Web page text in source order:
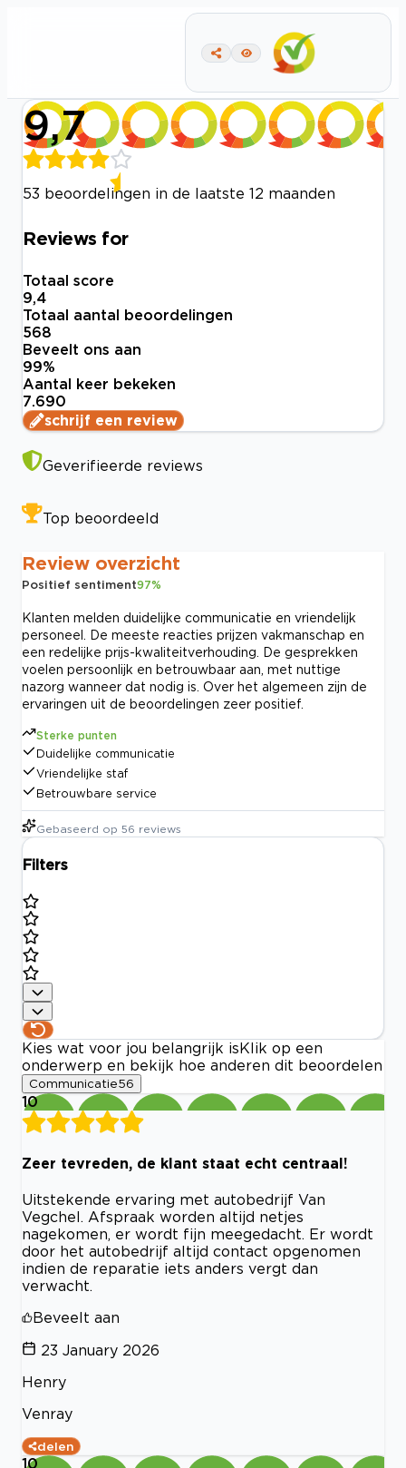
9,7
53 beoordelingen in de laatste 12 maanden
Reviews for
Totaal score
9,4
Totaal aantal beoordelingen
568
Beveelt ons aan
99%
Aantal keer bekeken
7.690
schrijf een review
Geverifieerde reviews
Top beoordeeld
Review overzicht
Positief sentiment97%
Klanten melden duidelijke communicatie en vriendelijk
personeel. De meeste reacties prijzen vakmanschap en
een redelijke prijs-kwaliteitverhouding. De gesprekken
voelen persoonlijk en betrouwbaar aan, met nuttige
nazorg wanneer dat nodig is. Over het algemeen zijn de
ervaringen uit de beoordelingen zeer positief.
Sterke punten
Duidelijke communicatie
Vriendelijke staf
Betrouwbare service
Gebaseerd op 56 reviews
Filters
Kies wat voor jou belangrijk is Klik op een
onderwerp en bekijk hoe anderen dit beoordelen
Communicatie56
10
Zeer tevreden, de klant staat echt centraal!
Uitstekende ervaring met autobedrijf Van
Vegchel. Afspraak worden altijd netjes
nagekomen, er wordt fijn meegedacht. Er wordt
door het autobedrijf altijd contact opgenomen
indien de reparatie iets anders vergt dan
verwacht.
Beveelt aan
23 January 2026
Henry
Venray
delen
10